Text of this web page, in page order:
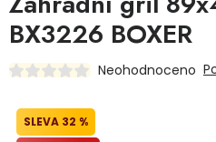
Stavba a dům
Dílna
BX3226 BOXER
Neohodnoceno
32 %